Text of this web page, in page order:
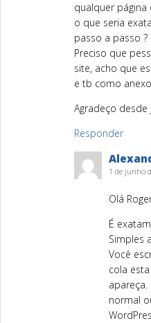
qualquer página
o que seria
passo a passo ?
Preciso que
site, acho que
e tb como
Agradeço desde
Responder
1 de junho
Olá
É
Simples
Você
cola
normal